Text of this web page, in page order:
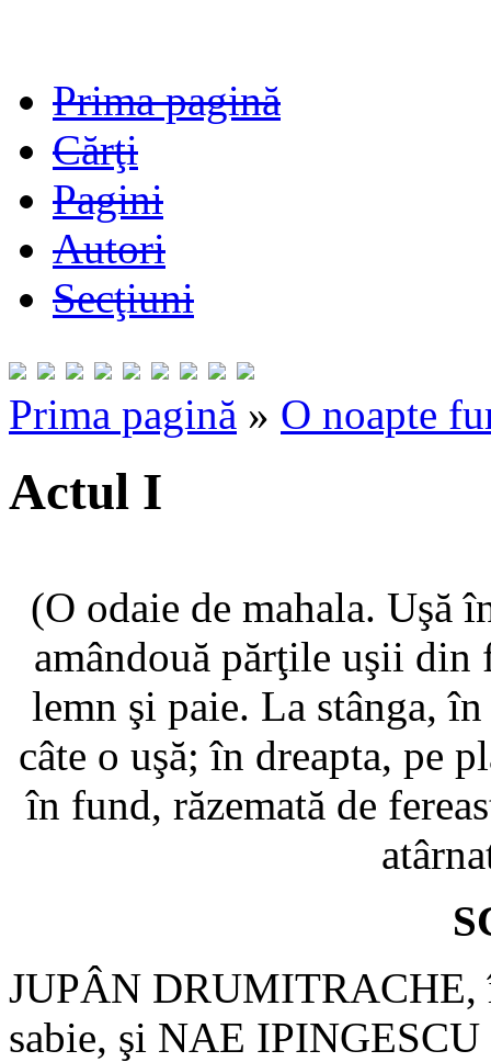
Prima pagină
Cărţi
Pagini
Autori
Secţiuni
Prima pagină » O noapte
Actul I
(O odaie de mahala. Uşă
amândouă părţile uşii din
lemn şi paie. La stânga,
câte o uşă; în dreapta, pe
în fund, răzemată de
JUPÂN DRUMITRACHE,
sabie, şi NAE IPINGESCU